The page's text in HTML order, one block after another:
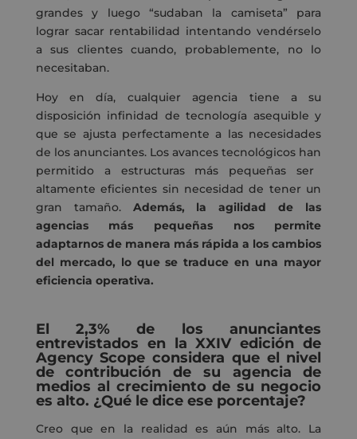
grandes y luego “sudaban la camiseta” para
lograr sacar rentabilidad intentando vendérselo
a sus clientes cuando, probablemente, no lo
necesitaban.
Hoy en día, cualquier agencia tiene a su
disposición infinidad de tecnología asequible y
que se ajusta perfectamente a las necesidades
de los anunciantes. Los avances tecnológicos han
permitido a estructuras más pequeñas ser
altamente eficientes sin necesidad de tener un
gran tamaño. Además, la agilidad de las
agencias más pequeñas nos permite
adaptarnos de manera más rápida a los cambios
del mercado, lo que se traduce en una mayor
eficiencia operativa.
El 2,3% de los anunciantes
entrevistados en la XXIV edición de
AgencyScope considera que el nivel
de contribución de su agencia de
medios al crecimiento de su negocio
es alto. ¿Qué le dice ese porcentaje?
Creo que en la realidad es aún más alto. La